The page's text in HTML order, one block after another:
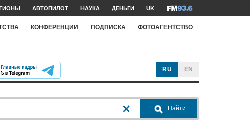
АВТОПИЛОТ НАУКА ДЕНЬГИ UK
КОНФЕРЕНЦИИ ПОДПИСКА ФОТОАГЕНТСТВО
RU EN
Найти